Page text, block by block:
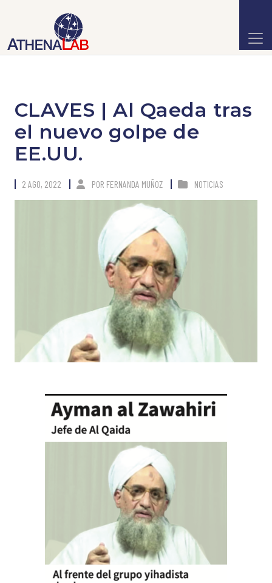
CLAVES | Al Qaeda tras
el nuevo golpe de
EE.UU.
2 AGO, 2022 POR FERNANDA MUÑOZ NOTICIAS